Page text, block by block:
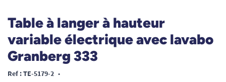
Table à langer à hauteur
variable électrique avec lavabo
Granberg 333
Ref : TE-5179-2 •